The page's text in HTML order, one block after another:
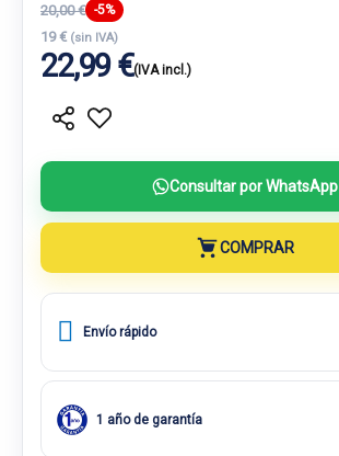
20,00 € -5%
19 € (sin IVA)
22,99 €(IVA incl.)
Consultar por WhatsApp
COMPRAR
Envío rápido
1 año de garantía